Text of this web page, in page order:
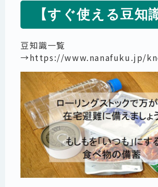
【すぐ使える豆知
豆知識一覧
→https://www.nanafuku.jp/